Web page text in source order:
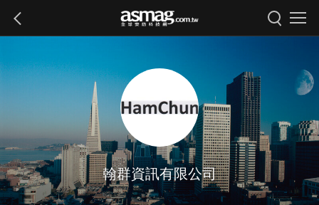
翰群資訊有限公司